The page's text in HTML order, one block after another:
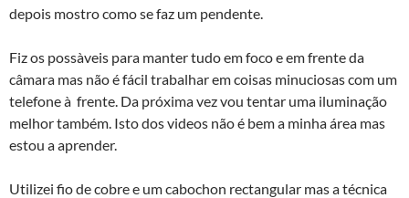
depois mostro como se faz um pendente.
Fiz os possà­veis para manter tudo em foco e em frente da
câmara mas não é fácil trabalhar em coisas minuciosas com um
telefone à frente. Da próxima vez vou tentar uma iluminação
melhor também. Isto dos videos não é bem a minha área mas
estou a aprender.
Utilizei fio de cobre e um cabochon rectangular mas a técnica